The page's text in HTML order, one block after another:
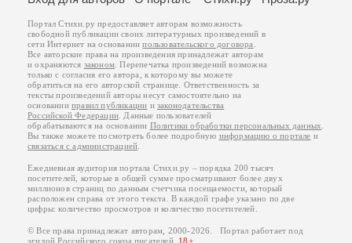
Портал Стихи.ру предоставляет авторам возможность
свободной публикации своих литературных произведений в
сети Интернет на основаниипользовательского договора
Все авторские права на произведения принадлежат авторам
и охраняются законом . Перепечатка произведений возможна
только с согласия его автора, к которому вы можете
обратиться на его авторской странице. Ответственность за
тексты произведений авторы несут самостоятельно на
основанииправил публикации изаконодательства
Российской Федерации . Данные пользователей
обрабатываются на основании Политики обработки персональных данных
Вы также можете посмотреть более подробную информацию о портале и
связаться с администрацией
Ежедневная аудитория портала Стихи.ру – порядка 200 тысяч
посетителей, которые в общей сумме просматривают более двух
миллионов страниц по данным счетчика посещаемости, который
расположен справа от этого текста. В каждой графе указано по две
цифры: количество просмотров и количество посетителей.
© Все права принадлежат авторам, 2000-2026. Портал работает под
эгидойРоссийского союза писателей. 18+